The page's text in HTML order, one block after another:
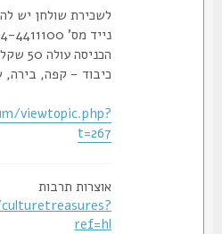
לשכירת שולחן יש
נייד מס' 054-4411100
הכניסה עולה 50 שקלים. לילדים חינם.
כיבוד - קפה, בירה,
viewtopic.php?
t=267
אוצרות תרבות
culturetreasures?
ref=hl